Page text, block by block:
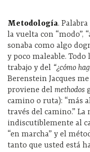
Metodología.
la vuelta con “modo”,
sonaba como algo
y poco maleable.
trabajo y del “¿cómo
Berenstein Jacques
proviene del methodos
camino o ruta): “más
través del camino.”
indiscutiblemente al
“en marcha” y el
tanto que usted está